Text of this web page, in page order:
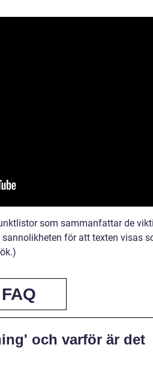
som sammanfattar de
för att texten visas
FAQ
och varför är det